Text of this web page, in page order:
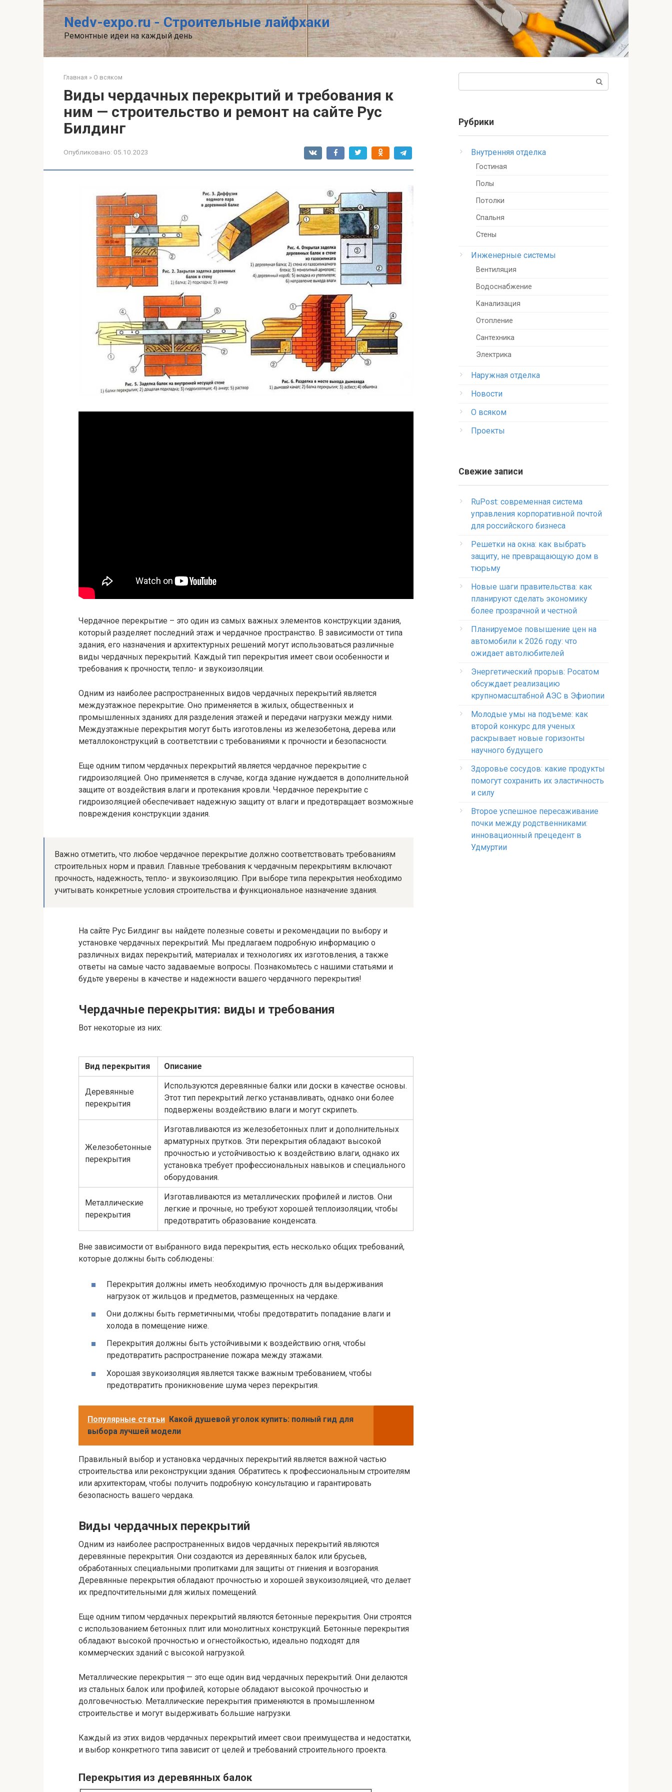
Nedv-expo.ru - Строительные лайфхаки
Ремонтные идеи на каждый день
Главная » О всяком
Виды чердачных перекрытий и требования к
ним — строительство и ремонт на сайте Рус
Билдинг
Опубликовано: 05.10.2023
Чердачное перекрытие – это один из самых важных элементов конструкции здания,
который разделяет последний этаж и чердачное пространство. В зависимости от типа
здания, его назначения и архитектурных решений могут использоваться различные
виды чердачных перекрытий. Каждый тип перекрытия имеет свои особенности и
требования к прочности, тепло- и звукоизоляции.
Одним из наиболее распространенных видов чердачных перекрытий является
междуэтажное перекрытие. Оно применяется в жилых, общественных и
промышленных зданиях для разделения этажей и передачи нагрузки между ними.
Междуэтажные перекрытия могут быть изготовлены из железобетона, дерева или
металлоконструкций в соответствии с требованиями к прочности и безопасности.
Еще одним типом чердачных перекрытий является чердачное перекрытие с
гидроизоляцией. Оно применяется в случае, когда здание нуждается в дополнительной
защите от воздействия влаги и протекания кровли. Чердачное перекрытие с
гидроизоляцией обеспечивает надежную защиту от влаги и предотвращает возможные
повреждения конструкции здания.
Важно отметить, что любое чердачное перекрытие должно соответствовать требованиям
строительных норм и правил. Главные требования к чердачным перекрытиям включают
прочность, надежность, тепло- и звукоизоляцию. При выборе типа перекрытия необходимо
учитывать конкретные условия строительства и функциональное назначение здания.
На сайте Рус Билдинг вы найдете полезные советы и рекомендации по выбору и
установке чердачных перекрытий. Мы предлагаем подробную информацию о
различных видах перекрытий, материалах и технологиях их изготовления, а также
ответы на самые часто задаваемые вопросы. Познакомьтесь с нашими статьями и
будьте уверены в качестве и надежности вашего чердачного перекрытия!
Чердачные перекрытия: виды и требования
Вот некоторые из них:
Вид перекрытия Описание
Деревянные
перекрытия
Используются деревянные балки или доски в качестве основы.
Этот тип перекрытий легко устанавливать, однако они более
подвержены воздействию влаги и могут скрипеть.
Железобетонные
перекрытия
Изготавливаются из железобетонных плит и дополнительных
арматурных прутков. Эти перекрытия обладают высокой
прочностью и устойчивостью к воздействию влаги, однако их
установка требует профессиональных навыков и специального
оборудования.
Металлические
перекрытия
Изготавливаются из металлических профилей и листов. Они
легкие и прочные, но требуют хорошей теплоизоляции, чтобы
предотвратить образование конденсата.
Вне зависимости от выбранного вида перекрытия, есть несколько общих требований,
которые должны быть соблюдены:
Перекрытия должны иметь необходимую прочность для выдерживания
нагрузок от жильцов и предметов, размещенных на чердаке.
Они должны быть герметичными, чтобы предотвратить попадание влаги и
холода в помещение ниже.
Перекрытия должны быть устойчивыми к воздействию огня, чтобы
предотвратить распространение пожара между этажами.
Хорошая звукоизоляция является также важным требованием, чтобы
предотвратить проникновение шума через перекрытия.
Популярные статьи Какой душевой уголок купить: полный гид для
выбора лучшей модели
Правильный выбор и установка чердачных перекрытий является важной частью
строительства или реконструкции здания. Обратитесь к профессиональным строителям
или архитекторам, чтобы получить подробную консультацию и гарантировать
безопасность вашего чердака.
Виды чердачных перекрытий
Одним из наиболее распространенных видов чердачных перекрытий являются
деревянные перекрытия. Они создаются из деревянных балок или брусьев,
обработанных специальными пропитками для защиты от гниения и возгорания.
Деревянные перекрытия обладают прочностью и хорошей звукоизоляцией, что делает
их предпочтительными для жилых помещений.
Еще одним типом чердачных перекрытий являются бетонные перекрытия. Они строятся
с использованием бетонных плит или монолитных конструкций. Бетонные перекрытия
обладают высокой прочностью и огнестойкостью, идеально подходят для
коммерческих зданий с высокой нагрузкой.
Металлические перекрытия — это еще один вид чердачных перекрытий. Они делаются
из стальных балок или профилей, которые обладают высокой прочностью и
долговечностью. Металлические перекрытия применяются в промышленном
строительстве и могут выдерживать большие нагрузки.
Каждый из этих видов чердачных перекрытий имеет свои преимущества и недостатки,
и выбор конкретного типа зависит от целей и требований строительного проекта.
Перекрытия из деревянных балок
Рубрики
Внутренняя отделка
Гостиная
Полы
Потолки
Спальня
Стены
Инженерные системы
Вентиляция
Водоснабжение
Канализация
Отопление
Сантехника
Электрика
Наружная отделка
Новости
О всяком
Проекты
Свежие записи
RuPost: современная система
управления корпоративной почтой
для российского бизнеса
Решетки на окна: как выбрать
защиту, не превращающую дом в
тюрьму
Новые шаги правительства: как
планируют сделать экономику
более прозрачной и честной
Планируемое повышение цен на
автомобили к 2026 году: что
ожидает автолюбителей
Энергетический прорыв: Росатом
обсуждает реализацию
крупномасштабной АЭС в Эфиопии
Молодые умы на подъеме: как
второй конкурс для ученых
раскрывает новые горизонты
научного будущего
Здоровье сосудов: какие продукты
помогут сохранить их эластичность
и силу
Второе успешное пересаживание
почки между родственниками:
инновационный прецедент в
Удмуртии